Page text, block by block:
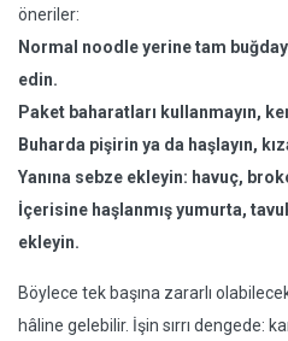
öneriler:
Normal noodle yerine tam
edin.
Paket baharatları kullanmayın,
Buharda pişirin ya da haşlayın,
Yanına sebze ekleyin: havuç,
İçerisine haşlanmış yumurta,
ekleyin.
Böylece tek başına zararlı
hâline gelebilir. İşin sırrı dengede: